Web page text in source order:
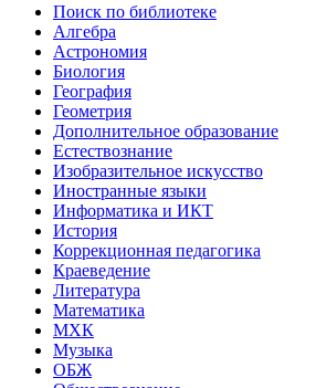
Поиск по библиотеке
Алгебра
Астрономия
Биология
География
Геометрия
Дополнительное образование
Естествознание
Изобразительное искусство
Иностранные языки
Информатика и ИКТ
История
Коррекционная педагогика
Краеведение
Литература
Математика
МХК
Музыка
ОБЖ